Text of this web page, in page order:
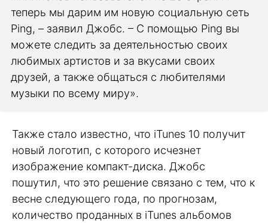
теперь мы дарим им новую социальную сеть
Ping, – заявил Джобс. – С помощью Ping вы
можете следить за деятельностью своих
любимых артистов и за вкусами своих
друзей, а также общаться с любителями
музыки по всему миру».
Также стало известно, что iTunes 10 получит
новый логотип, с которого исчезнет
изображение компакт-диска. Джобс
пошутил, что это решение связано с тем, что к
весне следующего года, по прогнозам,
количество проданных в iTunes альбомов